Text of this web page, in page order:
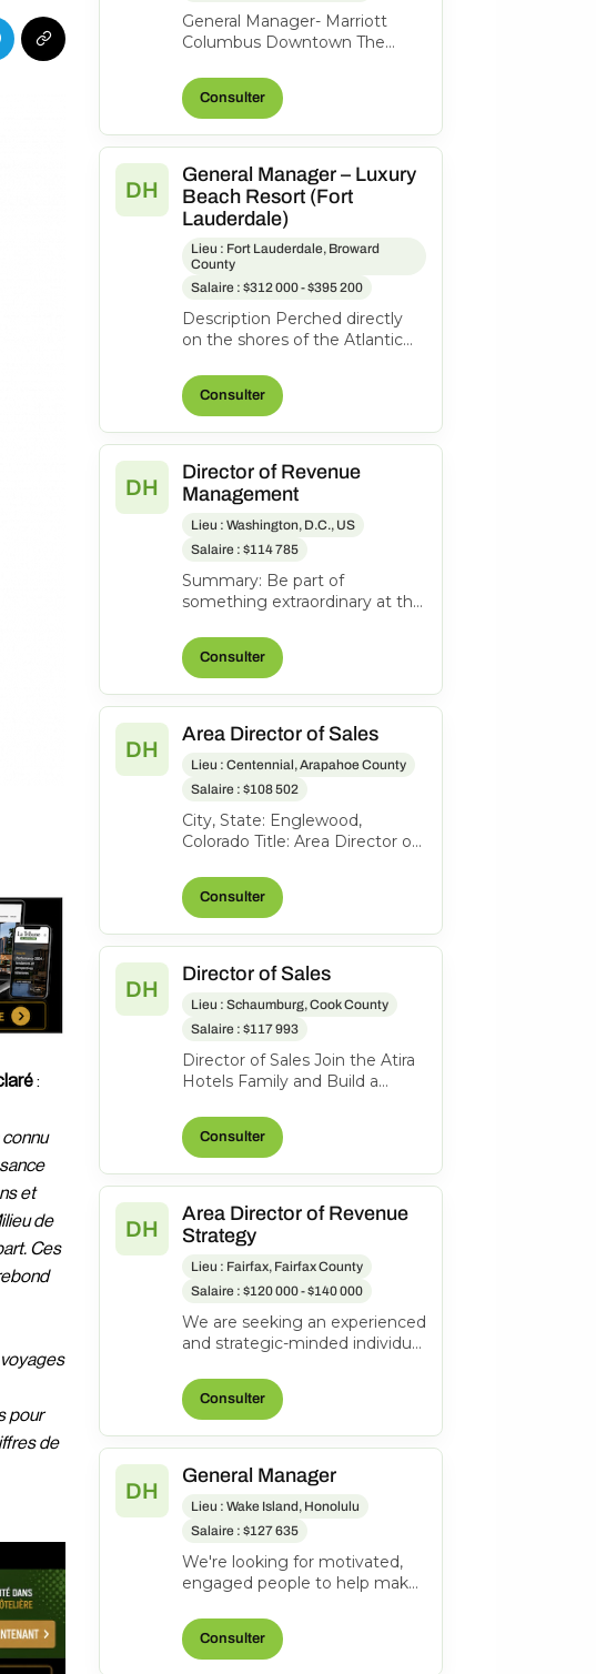
:
et
de
Ces
pour
de
General Manager- Marriott
Columbus Downtown The
St., Columbus, Ohio, United
States o...
Consulter
DH
General Manager – Luxury
Beach Resort (Fort
Lauderdale)
Lieu : Fort Lauderdale, Broward
County
Salaire : $312 000 - $395 200
Description Perched directly
on the shores of the Atlantic
Resort is one of Fort
Lauderdal...
Consulter
DH
Director of Revenue
Management
Lieu : Washington, D.C., US
Salaire : $114 785
Summary: Be part of
something extraordinary at the
Regency Washington on
Capitol Hill-an iconi...
Consulter
DH
Area Director of Sales
Lieu : Centennial, Arapahoe County
Salaire : $108 502
City, State: Englewood,
Colorado Title: Area Director of
FLSA: Exempt Status: F ull-
time...
Consulter
DH
Director of Sales
Lieu : Schaumburg, Cook County
Salaire : $117 993
Director of Sales Join the Atira
Hotels Family and Build a
Location: Hyatt Place
Schaumbu...
Consulter
DH
Area Director of Revenue
Strategy
Lieu : Fairfax, Fairfax County
Salaire : $120 000 - $140 000
We are seeking an experienced
and strategic-minded individual
Director of Revenue Strateg...
Consulter
DH
General Manager
Lieu : Wake Island, Honolulu
Salaire : $127 635
We're looking for motivated,
engaged people to help make
Manages and directs the
operatio...
Consulter